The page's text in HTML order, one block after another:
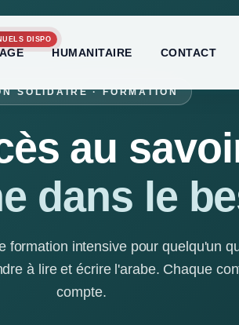
DISPO
HUMANITAIRE CONTACT
SOLIDAIRE · FORMATION
au
dans le
formation intensive pour quelqu'un
à lire et écrire l'arabe. Chaque
compte.